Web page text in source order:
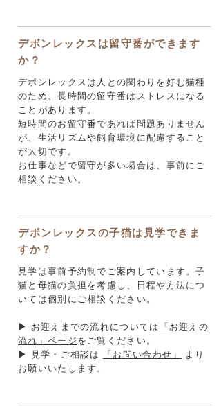
デボンレックスは留守番ができます
か？
デボンレックスは人との関わりを好む猫種
のため、長時間の留守番はストレスになる
ことがあります。
短時間のお留守番であれば問題ありません
が、生活リズムや飼育環境に配慮すること
が大切です。
お仕事などで留守が多い場合は、事前にご
相談ください。
デボンレックスの子猫は見学できま
すか？
見学は事前予約制でご案内しています。子
猫と母猫の負担を考慮し、日程や方法につ
いては個別にご相談ください。
▶ お迎えまでの流れについては 「お迎えの
流れ」ページをご覧ください。
▶ 見学・ご相談は
「お問い合わせ」
より
お願いいたします。